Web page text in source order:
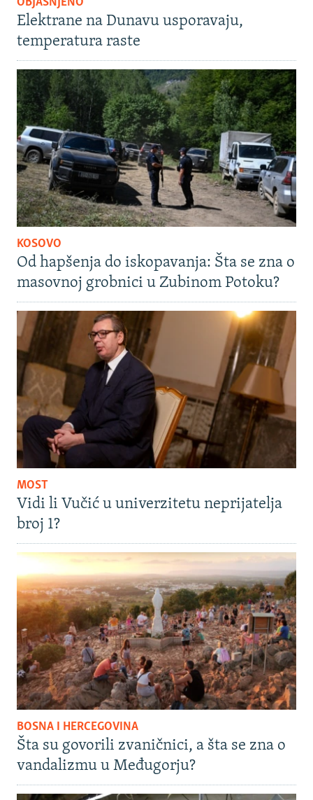
OBJAŠNJENO
Elektrane na Dunavu usporavaju,
temperatura raste
KOSOVO
Od hapšenja do iskopavanja: Šta se zna o
masovnoj grobnici u Zubinom Potoku?
MOST
Vidi li Vučić u univerzitetu neprijatelja
broj 1?
BOSNA I HERCEGOVINA
Šta su govorili zvaničnici, a šta se zna o
vandalizmu u Međugorju?